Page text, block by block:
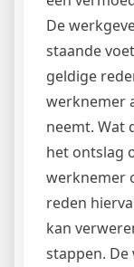
De
staande
geldige
werknemer
neemt. Wat
het ontslag
werknemer
reden
kan
stappen.